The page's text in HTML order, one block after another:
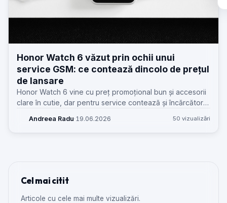
Honor Watch 6 văzut prin ochii unui
service GSM: ce contează dincolo de prețul
de lansare
Honor Watch 6 vine cu preț promoțional bun și accesorii
clare în cutie, dar pentru service contează și încărcătorul
Andreea Radu· 19.06.2026 50 vizualizări
Cel mai citit
Articole cu cele mai multe vizualizări.